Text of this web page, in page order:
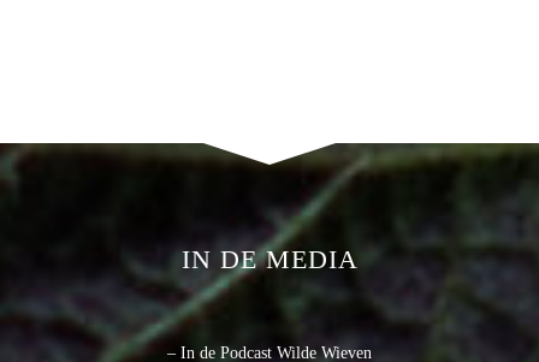
IN DE MEDIA
– In de Podcast Wilde Wieven